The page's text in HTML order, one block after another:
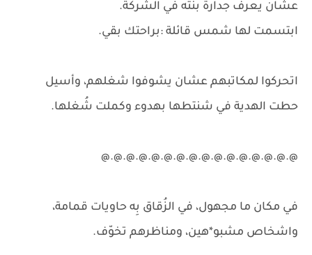
عشان يعرف جدارة بنته في الشركة.
ابتسمت لها شمس قائلة :براحتك بقي.
اتحركوا لمكاتبهم عشان يشوفوا شغلهم، وأسيل
حطت الهدية في شنتطها بهدوء وكملت شُغلها.
@.@.@.@.@.@.@.@.@.@.@.@.@.@.@.@
في مكان ما مجهول، في الزُقاق بِه حاويات قمامة،
واشخاص مشبو*هين، ومناظرهم تخوّف.